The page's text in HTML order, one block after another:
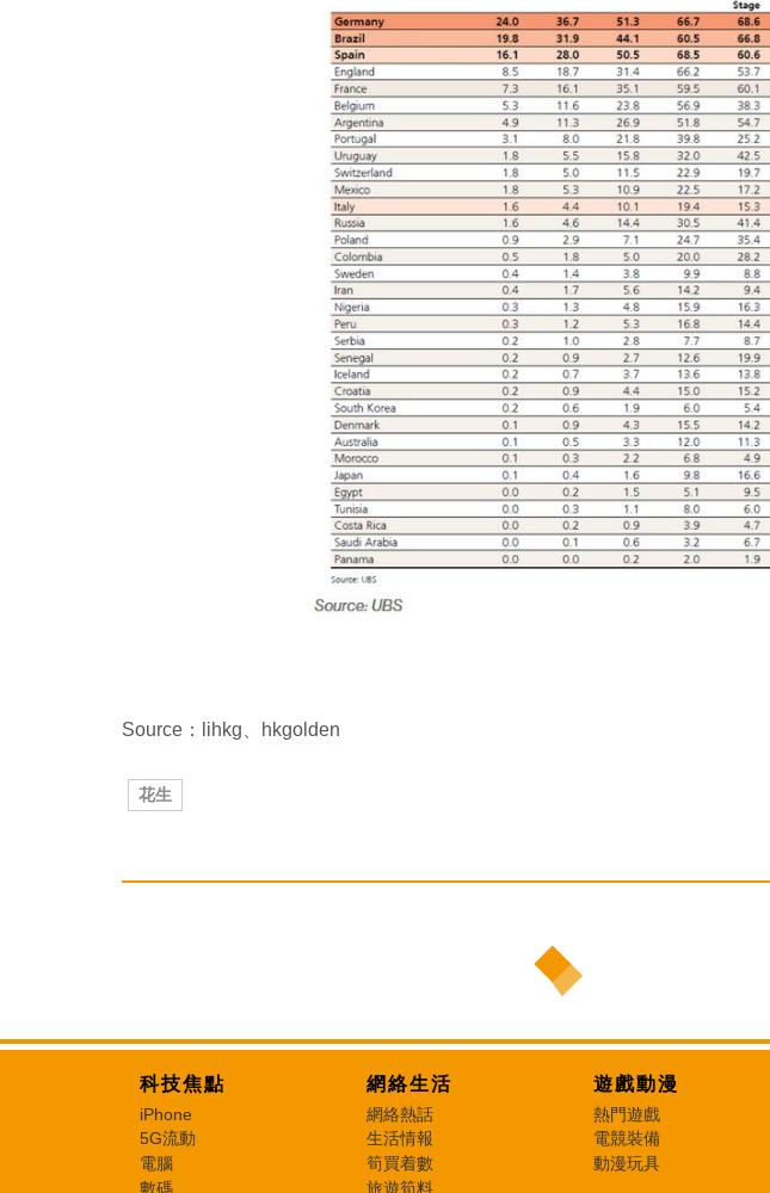
Source：lihkg、hkgolden
花生
科技焦點
iPhone
5G流動
電腦
數碼
網絡生活
網絡熱話
生活情報
筍買着數
旅遊筍料
遊戲動漫
熱門遊戲
電競裝備
動漫玩具